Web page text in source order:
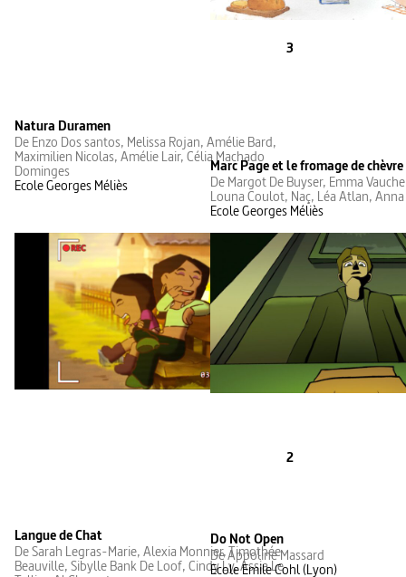
3
Natura Duramen
De Enzo Dos santos, Melissa Rojan, Amélie Bard,
Maximilien Nicolas, Amélie Lair, Célia Machado
Dominges
Ecole Georges Méliès
Marc Page et le fromage de
De Margot De Buyser, Emma
Louna Coulot, Naç, Léa Atlan,
Ecole Georges Méliès
2
Langue de Chat
De Sarah Legras-Marie, Alexia Monnier, Timothée
Beauville, Sibylle Bank De Loof, Cindy Ly, Assia Le
Do Not Open
De Appoline Massard
Ecole Emile Cohl (Lyon)